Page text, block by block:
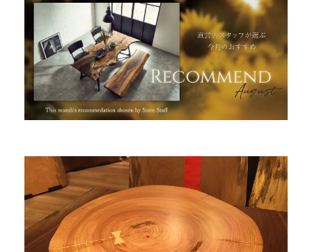
納品事例
INFORMATION
MOKUBA CHANNEL
よくあるご質問
お問い合わせ